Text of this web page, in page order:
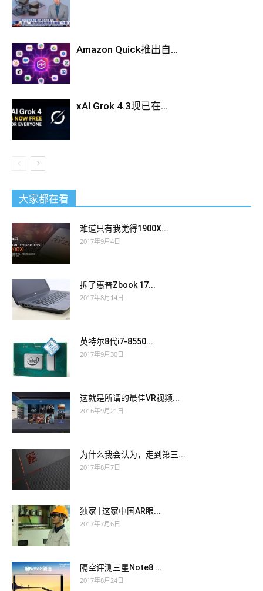
Amazon Quick推出自...
xAI Grok 4.3现已在...
大家都在看
难道只有我觉得1900X...
2017年9月4日
拆了惠普Zbook 17...
2017年8月14日
英特尔8代i7-8550...
2017年9月30日
这就是所谓的最佳VR视频...
2016年9月21日
为什么我会认为，走到第三...
2017年8月7日
独家 | 这家中国AR眼...
2017年7月6日
隔空评测三星Note8 ...
2017年8月24日